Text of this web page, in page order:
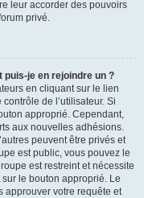
leur accorder des pouvoirs
privé.
puis-je en rejoindre un ?
en cliquant sur le lien
de l’utilisateur. Si
approprié. Cependant,
aux nouvelles adhésions.
peuvent être privés et
est public, vous pouvez le
est restreint et nécessite
le bouton approprié. Le
approuver votre requête et